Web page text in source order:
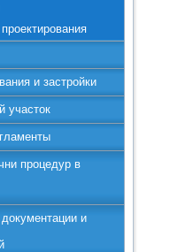
и застройки
участок
процедур в
и